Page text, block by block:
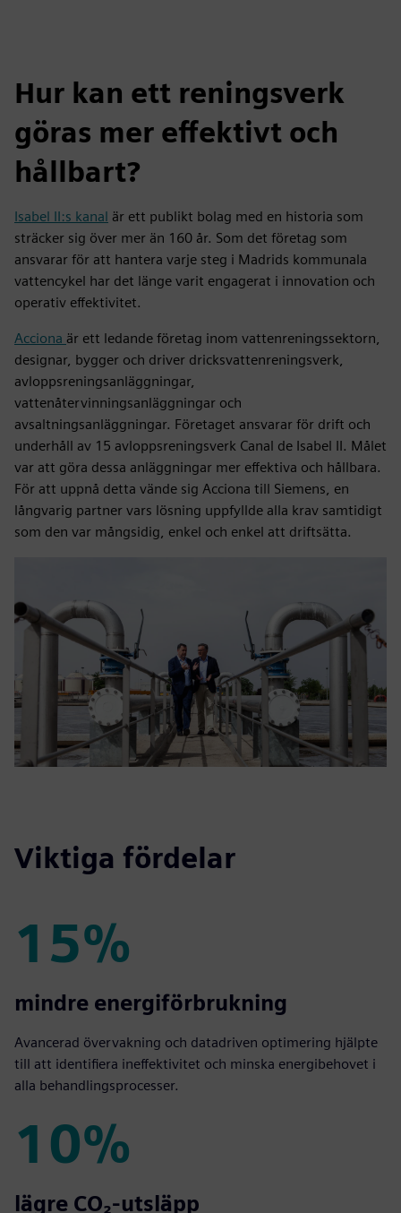
Hur kan ett reningsverk
göras mer effektivt och
hållbart?
Isabel II:s kanal är ett publikt bolag med en historia som
sträcker sig över mer än 160 år. Som det företag som
ansvarar för att hantera varje steg i Madrids kommunala
vattencykel har det länge varit engagerat i innovation och
operativ effektivitet.
Acciona är ett ledande företag inom vattenreningssektorn,
designar, bygger och driver dricksvattenreningsverk,
avloppsreningsanläggningar,
vattenåtervinningsanläggningar och
avsaltningsanläggningar. Företaget ansvarar för drift och
underhåll av 15 avloppsreningsverk Canal de Isabel II. Målet
var att göra dessa anläggningar mer effektiva och hållbara.
För att uppnå detta vände sig Acciona till Siemens, en
långvarig partner vars lösning uppfyllde alla krav samtidigt
som den var mångsidig, enkel och enkel att driftsätta.
Viktiga fördelar
15%
15%
mindre energiförbrukning
Avancerad övervakning och datadriven optimering hjälpte
till att identifiera ineffektivitet och minska energibehovet i
alla behandlingsprocesser.
10%
10%
lägre CO₂-utsläpp